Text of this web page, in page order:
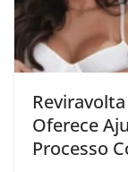
Oferece
Processo